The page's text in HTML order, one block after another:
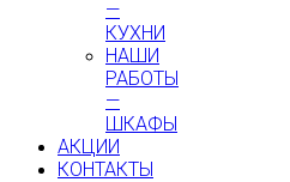
—
КУХНИ
НАШИ
РАБОТЫ
—
ШКАФЫ
АКЦИИ
КОНТАКТЫ